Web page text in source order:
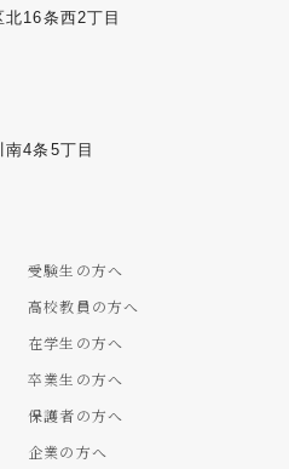
16条西2丁目
4条5丁目
受験生の方へ
高校教員の方へ
在学生の方へ
卒業生の方へ
保護者の方へ
企業の方へ